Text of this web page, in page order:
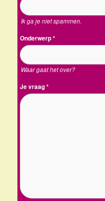
Ik ga je niet spammen.
Onderwerp*
Waar gaat het over?
Je vraag*